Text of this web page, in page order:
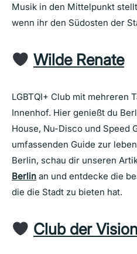
Musik in den Mittelpunkt
wenn ihr den Südosten der
Wilde Renate
LGBTQI+ Club mit mehreren
Innenhof. Hier genießt du
House, Nu-Disco und Speed
umfassenden Guide zur
Berlin, schau dir unseren
Berlin an und entdecke die
die die Stadt zu bieten hat.
Club der